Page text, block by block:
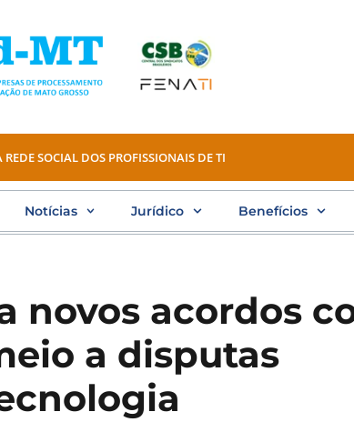
REDE SOCIAL DOS PROFISSIONAIS DE TI
Notícias Jurídico Benefícios
novos acordos
a disputas